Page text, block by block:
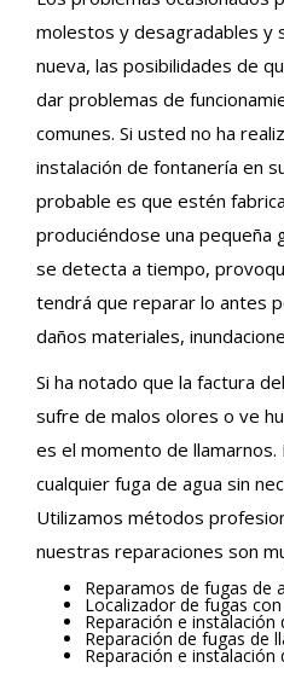
molestos y desagradables y
nueva, las posibilidades de
dar problemas de
comunes. Si usted no ha
instalación de fontanería en
probable es que estén
produciéndose una pequeña
se detecta a tiempo,
tendrá que reparar lo antes
daños materiales,
Si ha notado que la factura
sufre de malos olores o ve
es el momento de
cualquier fuga de agua sin
Utilizamos métodos
nuestras reparaciones son
Reparamos de fugas de
Localizador de fugas
Reparación e
Reparación de fugas de
Reparación e instalación